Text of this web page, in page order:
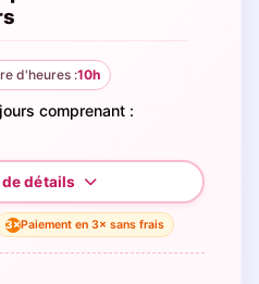
d'heures :10h
comprenant :
3×Paiement en 3× sans frais